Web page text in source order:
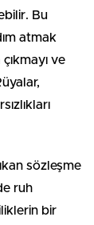
Bu
atmak
ve
sözleşme
ruh
bir